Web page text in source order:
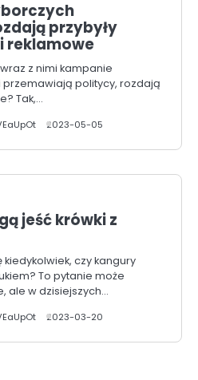
przybyły
reklamowe
z nimi kampanie
przemawiają politycy, rozdają
Tak,…
2023-05-05
jeść krówki z
czy kangury
To pytanie może
ale w dzisiejszych…
2023-03-20